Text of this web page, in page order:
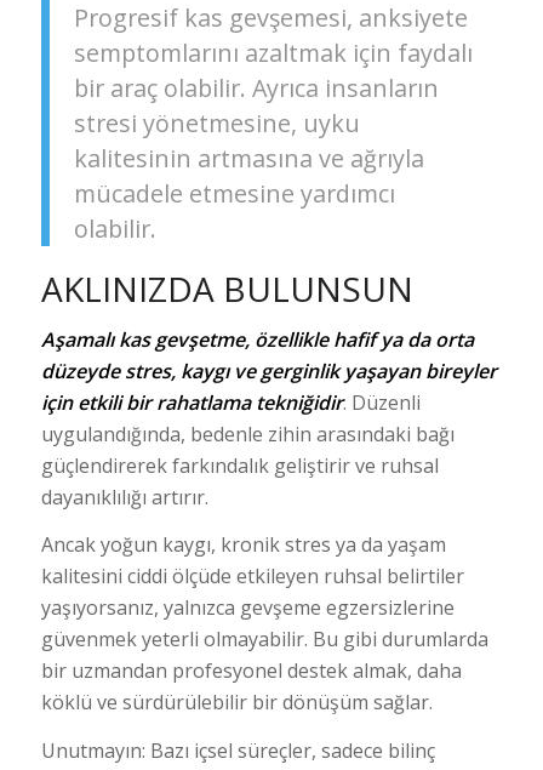
Progresif kas gevşemesi, anksiyete
semptomlarını azaltmak için faydalı
bir araç olabilir. Ayrıca insanların
stresi yönetmesine, uyku
kalitesinin artmasına ve ağrıyla
mücadele etmesine yardımcı
olabilir.
AKLINIZDA BULUNSUN
Aşamalı kas gevşetme, özellikle hafif ya da orta
düzeyde stres, kaygı ve gerginlik yaşayan bireyler
için etkili bir rahatlama tekniğidir. Düzenli
uygulandığında, bedenle zihin arasındaki bağı
güçlendirerek farkındalık geliştirir ve ruhsal
dayanıklılığı artırır.
Ancak yoğun kaygı, kronik stres ya da yaşam
kalitesini ciddi ölçüde etkileyen ruhsal belirtiler
yaşıyorsanız, yalnızca gevşeme egzersizlerine
güvenmek yeterli olmayabilir. Bu gibi durumlarda
bir uzmandan profesyonel destek almak, daha
köklü ve sürdürülebilir bir dönüşüm sağlar.
Unutmayın: Bazı içsel süreçler, sadece bilinç